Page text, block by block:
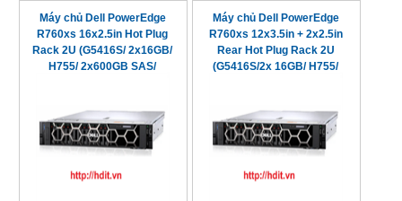
Máy chủ Dell PowerEdge
R760xs 16x2.5in Hot Plug
Rack 2U (G5416S/ 2x16GB/
H755/ 2x600GB SAS/
Máy chủ Dell PowerEdge
R760xs 12x3.5in + 2x2.5in
Rear Hot Plug Rack 2U
(G5416S/2x 16GB/ H755/